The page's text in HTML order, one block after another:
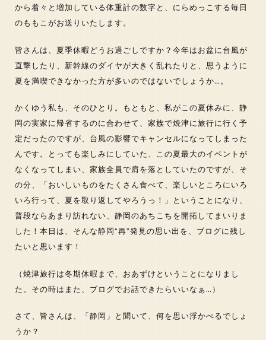
から着々と増加している体重計の数字と、にらめっこする毎日
のももこがお送りいたします。
皆さんは、夏季休暇どうお過ごしですか？今年はお盆に台風が
直撃したり、新幹線のダイヤが大きく乱れたりと、思うように
夏を満喫できなかった方が多いのではないでしょうか…。
かくゆう私も、そのひとり。もともと、私がこの夏休みに、静
岡の実家に帰省するのに合わせて、家族で焼津に旅行に行く予
定だったのですが、台風の影響でキャンセルになってしまった
んです。とっても楽しみにしていた、この夏最大のイベントが
なくなってしまい、家族全員で肩を落としていたのですが、そ
の分、「おいしいものをたくさん食べて、楽しいところにいろ
いろ行って、夏を取り返してやろうっ！」ということになり、
普段ならあまり訪れない、静岡のあちこちを開拓してまいりま
した！本日は、そんな静岡“再”発見の思い出を、ブログに残し
たいと思います！
（焼津旅行は冬期休暇まで、おあずけということになりまし
た。その時はまた、ブログでお話できたらいいなぁ…）
さて、皆さんは、「静岡」と聞いて、何を思い浮かべるでしょ
うか？